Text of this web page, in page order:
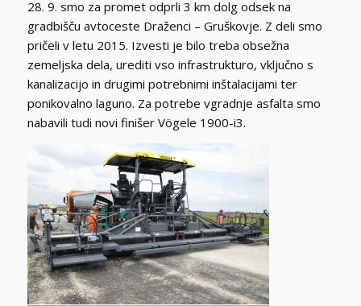
28. 9. smo za promet odprli 3 km dolg odsek na
gradbišču avtoceste Draženci – Gruškovje. Z deli smo
pričeli v letu 2015. Izvesti je bilo treba obsežna
zemeljska dela, urediti vso infrastrukturo, vključno s
kanalizacijo in drugimi potrebnimi inštalacijami ter
ponikovalno laguno. Za potrebe vgradnje asfalta smo
nabavili tudi novi finišer Vögele 1900-i3.